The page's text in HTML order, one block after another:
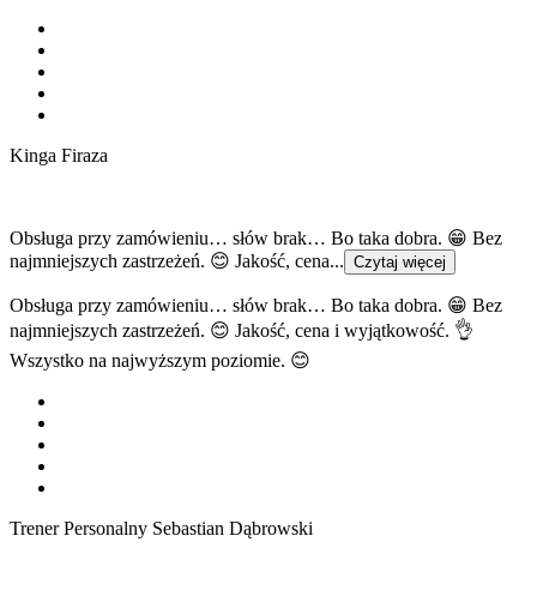
Kinga Firaza
Obsługa przy zamówieniu… słów brak… Bo taka dobra. 😁 Bez
najmniejszych zastrzeżeń. 😊 Jakość, cena... Czytaj więcej
Obsługa przy zamówieniu… słów brak… Bo taka dobra. 😁 Bez
najmniejszych zastrzeżeń. 😊 Jakość, cena i wyjątkowość. 👌
Wszystko na najwyższym poziomie. 😊
Trener Personalny Sebastian Dąbrowski